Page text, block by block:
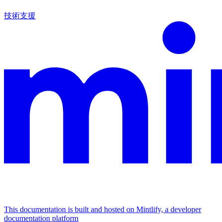
技術支援
This documentation is built and hosted on Mintlify, a developer
documentation platform